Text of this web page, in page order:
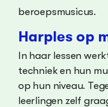
beroepsmusicus.
Harples op
In haar lessen
techniek en hun
op hun niveau.
leerlingen zelf